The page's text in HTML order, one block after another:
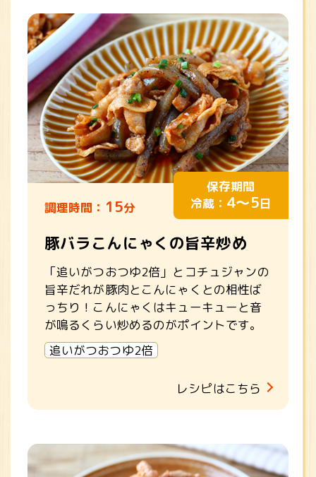
調理時間： 15分
保存期間
冷蔵： 4～5日
豚バラこんにゃくの旨辛炒め
「追いがつおつゆ2倍」とコチュジャンの
旨辛だれが豚肉とこんにゃくとの相性ば
っちり！こんにゃくはキューキューと音
が鳴るくらい炒めるのがポイントです。
追いがつおつゆ2倍
レシピはこちら